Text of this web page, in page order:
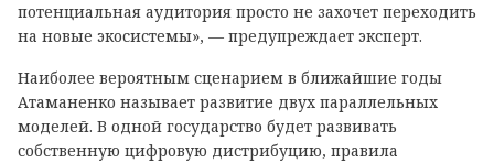
потенциальная аудитория просто не захочет переходить
на новые экосистемы», — предупреждает эксперт.
Наиболее вероятным сценарием в ближайшие годы
Атаманенко называет развитие двух параллельных
моделей. В одной государство будет развивать
собственную цифровую дистрибуцию, правила